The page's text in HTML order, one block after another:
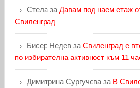
Стелаза Давам под наем етаж
Свиленград
Бисер Недевза Свиленград е
по избирателна активност към 11
Димитрина Сургучеваза В